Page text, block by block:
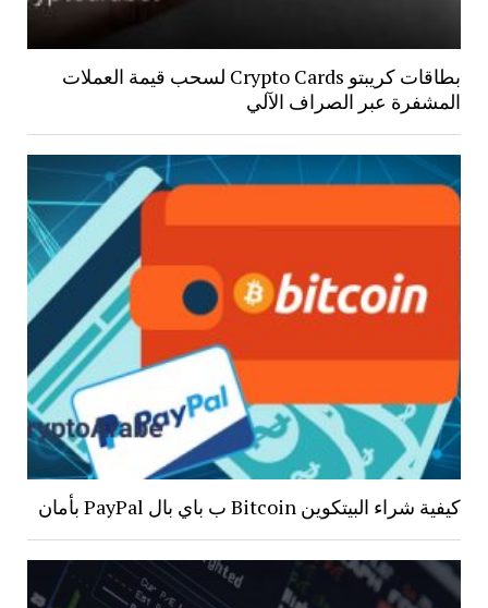
بطاقات كريبتو Crypto Cards لسحب قيمة العملات
المشفرة عبر الصراف الآلي
كيفية شراء البيتكوين Bitcoin ب باي بال PayPal بأمان